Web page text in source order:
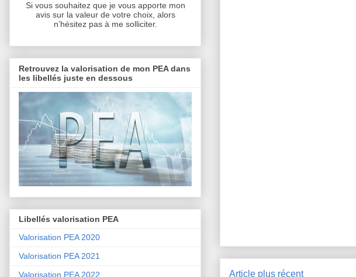
Article plus récent
Si vous souhaitez que je vous apporte mon
avis sur la valeur de votre choix, alors
n’hésitez pas à me solliciter.
Retrouvez la valorisation de mon PEA dans
les libellés juste en dessous
Libellés valorisation PEA
Valorisation PEA 2020
Valorisation PEA 2021
Valorisation PEA 2022